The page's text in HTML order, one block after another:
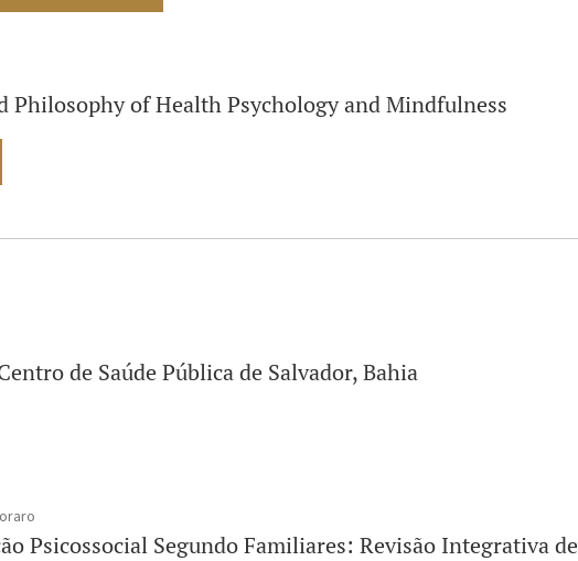
Philosophy of Health Psychology and Mindfulness
de Saúde Pública de Salvador, Bahia
Psicossocial Segundo Familiares: Revisão Integrativa de